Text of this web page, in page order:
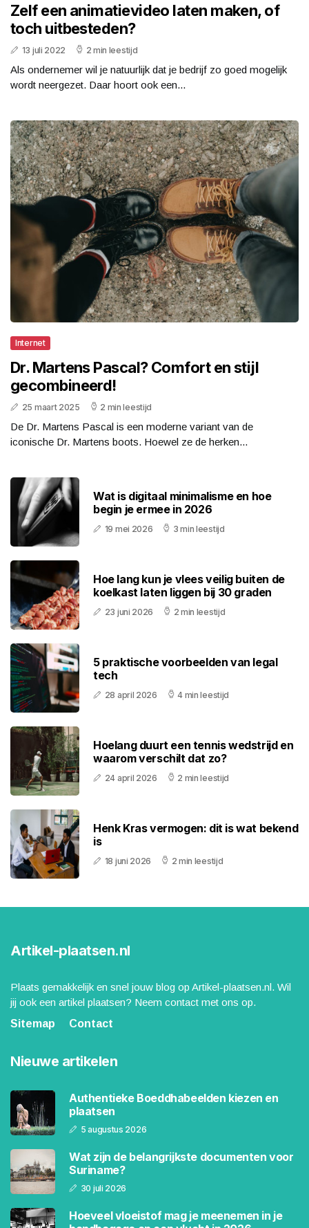
Zelf een animatievideo laten maken, of
toch uitbesteden?
13 juli 2022 2 min leestijd
Als ondernemer wil je natuurlijk dat je bedrijf zo goed mogelijk
wordt neergezet. Daar hoort ook een...
Internet
Dr. Martens Pascal? Comfort en stijl
gecombineerd!
25 maart 2025 2 min leestijd
De Dr. Martens Pascal is een moderne variant van de
iconische Dr. Martens boots. Hoewel ze de herken...
Wat is digitaal minimalisme en hoe
begin je ermee in 2026
19 mei 2026 3 min leestijd
Hoe lang kun je vlees veilig buiten de
koelkast laten liggen bij 30 graden
23 juni 2026 2 min leestijd
5 praktische voorbeelden van legal
tech
28 april 2026 4 min leestijd
Hoelang duurt een tennis wedstrijd en
waarom verschilt dat zo?
24 april 2026 2 min leestijd
Henk Kras vermogen: dit is wat bekend
is
18 juni 2026 2 min leestijd
Artikel-plaatsen.nl
Plaats gemakkelijk en snel jouw blog op Artikel-plaatsen.nl. Wil
jij ook een artikel plaatsen? Neem contact met ons op.
Sitemap
Contact
Nieuwe artikelen
Authentieke Boeddhabeelden kiezen en
plaatsen
5 augustus 2026
Wat zijn de belangrijkste documenten voor
Suriname?
30 juli 2026
Hoeveel vloeistof mag je meenemen in je